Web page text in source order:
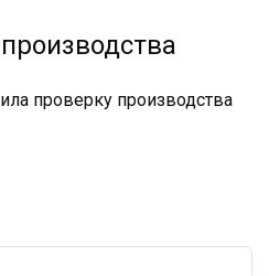
проверку производства